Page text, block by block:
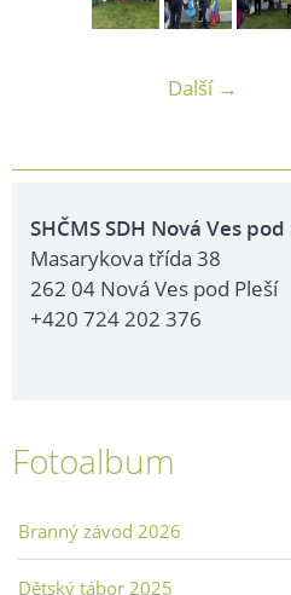
Další →
SHČMS SDH Nová Ves
Masarykova třída 38
262 04 Nová Ves pod Pleší
+420 724 202 376
Fotoalbum
Branný závod 2026
Dětský tábor 2025